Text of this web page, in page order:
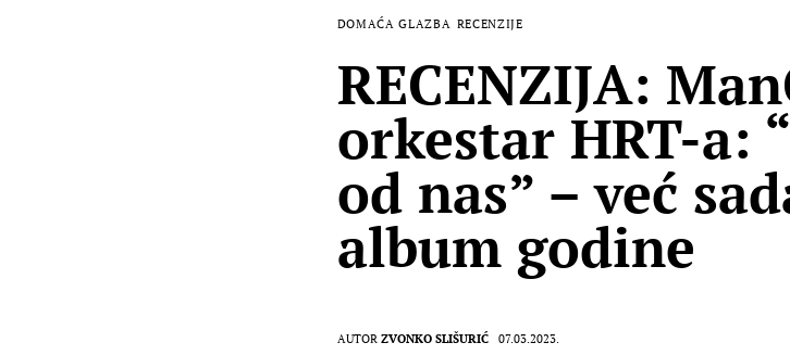
DOMAĆA GLAZBA RECENZIJE
RECENZIJA:
orkestar HRT-a:
od nas” – već
album godine
AUTOR ZVONKO SLIŠURIĆ 07.03.2023.